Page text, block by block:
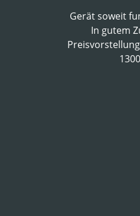
Gerät soweit
In gutem
Preisvorstellung